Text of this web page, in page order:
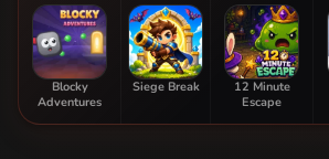
Blocky
Adventures
Siege Break
12 Minute
Escape